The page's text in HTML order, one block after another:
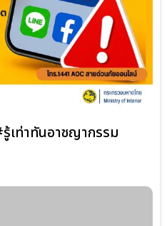
เท่าทันอาชญากรรม